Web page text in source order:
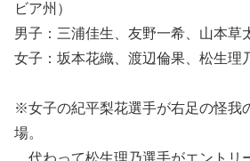
ビア州）
男子：三浦佳生、友野一希、山本草
女子：坂本花織、渡辺倫果、松生理
※女子の紀平梨花選手が右足の怪我
場。